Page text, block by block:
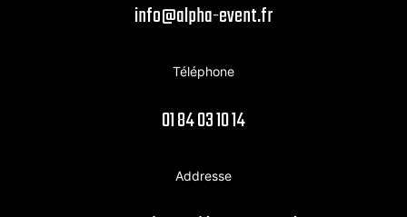
info@alpha-event.fr
Téléphone
01 84 03 10 14
Addresse